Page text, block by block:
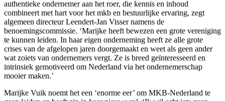
authentieke ondernemer aan het roer, die kennis en inhoud
combineert met hart voor het mkb en bestuurlijke ervaring, zegt
algemeen directeur Leendert-Jan Visser namens de
benoemingscommissie. ‘Marijke heeft bewezen een grote vereniging
te kunnen leiden. In haar eigen onderneming heeft ze alle grote
crises van de afgelopen jaren doorgemaakt en weet als geen ander
wat zoiets van ondernemers vergt. Ze is breed geïnteresseerd en
intrinsiek gemotiveerd om Nederland via het ondernemerschap
mooier maken.’
Marijke Vuik noemt het een ‘enorme eer’ om MKB-Nederland te